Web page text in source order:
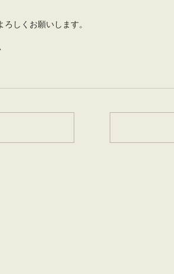
しくお願いします。